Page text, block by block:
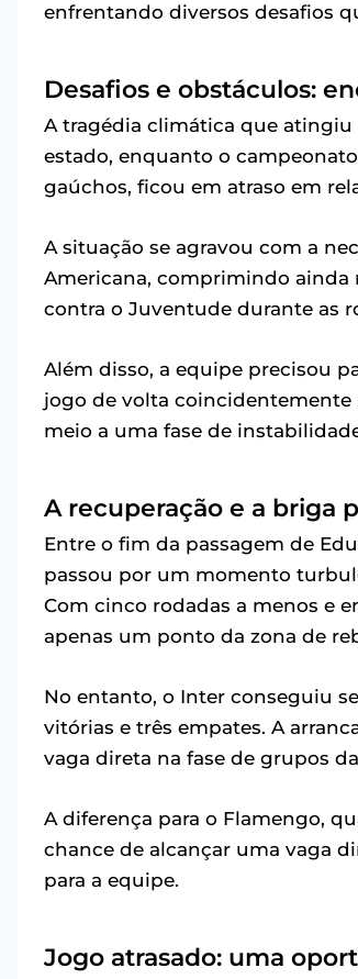
enfrentando diversos desafios
Desafios e obstáculos:
A tragédia climática que atingiu
estado, enquanto o
gaúchos, ficou em atraso em
A situação se agravou com a
Americana, comprimindo ainda
contra o Juventude durante as
Além disso, a equipe precisou
jogo de volta coincidentemente
meio a uma fase de
A recuperação e a briga
Entre o fim da passagem de
passou por um momento
Com cinco rodadas a menos e
apenas um ponto da zona de
No entanto, o Inter conseguiu
vitórias e três empates. A
vaga direta na fase de grupos
A diferença para o Flamengo,
chance de alcançar uma vaga
para a equipe.
Jogo atrasado: uma